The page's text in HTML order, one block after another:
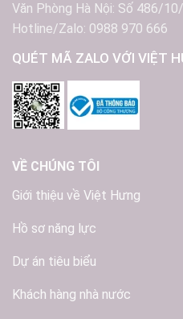
Văn Phòng Hà Nội: Số 486/
Hotline/Zalo: 0988 970 666
QUÉT MÃ ZALO VỚI VIỆT
VỀ CHÚNG TÔI
Giới thiệu về Việt Hưng
Hồ sơ năng lực
Dự án tiêu biểu
Khách hàng nhà nước